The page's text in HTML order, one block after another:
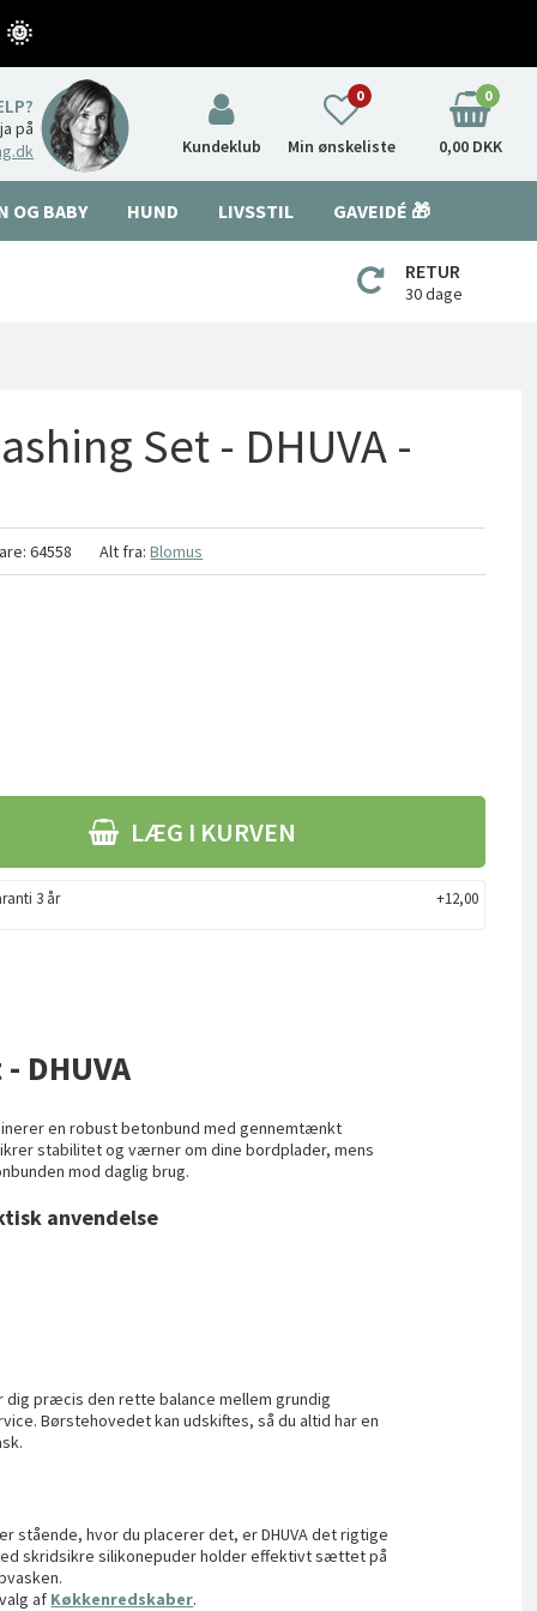
på
Kundeklub Min ønskeliste
0 0
0,00 DKK
OG BABY HUND LIVSSTIL GAVEIDÉ 🎁
RETUR
30 dage
Set - DHUVA -
64558 Alt fra:Blomus
LÆG I KURVEN
3 år +12,00
DHUVA
en robust betonbund med gennemtænkt
stabilitet og værner om dine bordplader, mens
mod daglig brug.
anvendelse
præcis den rette balance mellem grundig
Børstehovedet kan udskiftes, så du altid har en
stående, hvor du placerer det, er DHUVA det rigtige
skridsikre silikonepuder holder effektivt sættet på
af Køkkenredskaber.